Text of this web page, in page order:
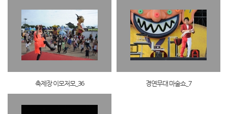
축제장 이모저모_36 경연무대 마술쇼_7